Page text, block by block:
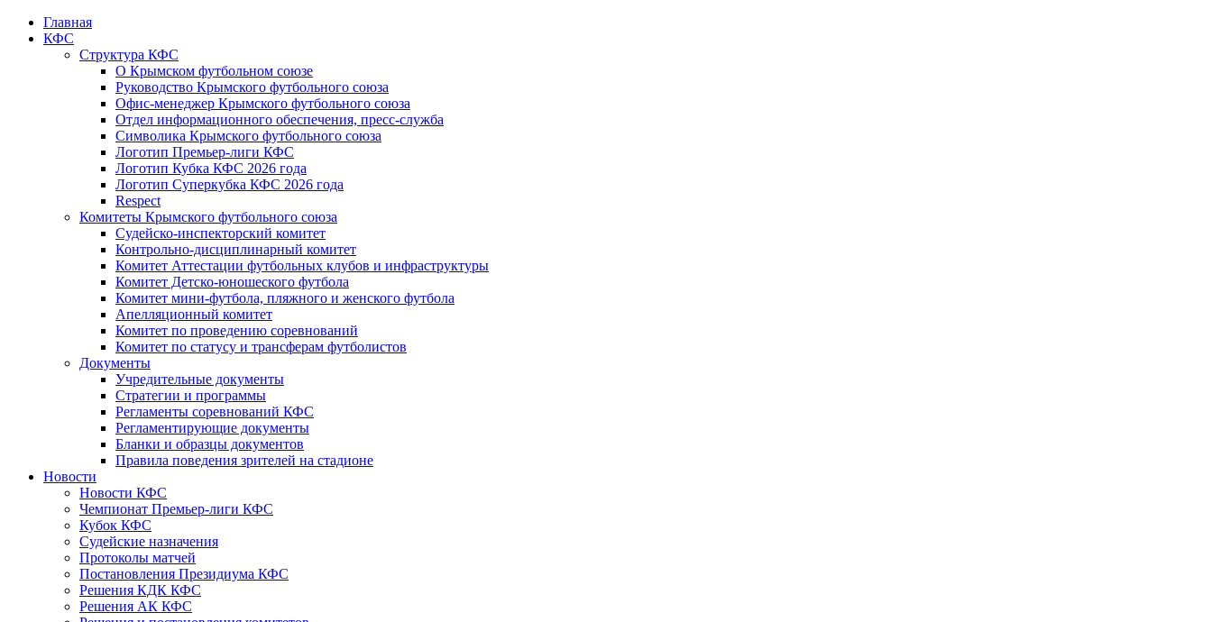
Главная
КФС
Структура КФС
О Крымском футбольном союзе
Руководство Крымского футбольного союза
Офис-менеджер Крымского футбольного союза
Отдел информационного обеспечения, пресс-служба
Символика Крымского футбольного союза
Логотип Премьер-лиги КФС
Логотип Кубка КФС 2026 года
Логотип Суперкубка КФС 2026 года
Respect
Комитеты Крымского футбольного союза
Судейско-инспекторский комитет
Контрольно-дисциплинарный комитет
Комитет Аттестации футбольных клубов и инфраструктуры
Комитет Детско-юношеского футбола
Комитет мини-футбола, пляжного и женского футбола
Апелляционный комитет
Комитет по проведению соревнований
Комитет по статусу и трансферам футболистов
Документы
Учредительные документы
Стратегии и программы
Регламенты соревнований КФС
Регламентирующие документы
Бланки и образцы документов
Правила поведения зрителей на стадионе
Новости
Новости КФС
Чемпионат Премьер-лиги КФС
Кубок КФС
Судейские назначения
Протоколы матчей
Постановления Президиума КФС
Решения КДК КФС
Решения АК КФС